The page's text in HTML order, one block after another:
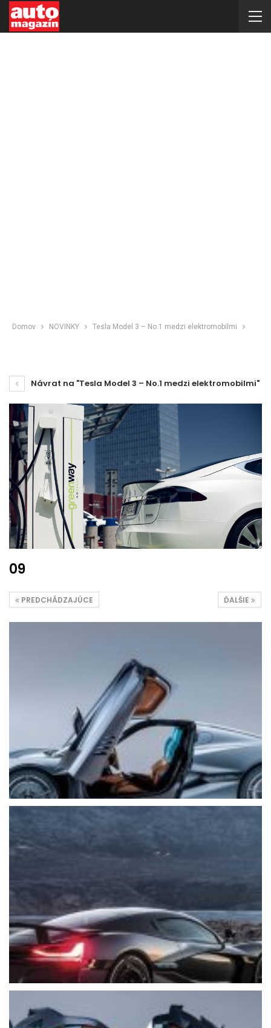
Domov NOVINKY Tesla Model 3 – No.1 medzi elektromobilmi
Návrat na "Tesla Model 3 – No.1 medzi elektromobilmi"
09
ĎALŠIE
PREDCHÁDZAJÚCE